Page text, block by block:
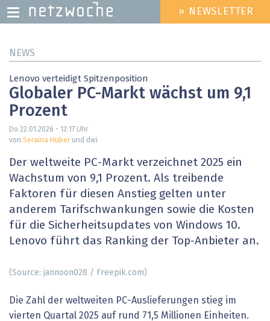
zum
HEADER
MENU
» NEWSLETTER
NEWS
Lenovo verteidigt Spitzenposition
Globaler PC-Markt wächst um 9,1
Prozent
Do 22.01.2026 - 12:17 Uhr
von Seraina Huberund dwi
Der weltweite PC-Markt verzeichnet 2025 ein
Wachstum von 9,1 Prozent. Als treibende
Faktoren für diesen Anstieg gelten unter
anderem Tarifschwankungen sowie die Kosten
für die Sicherheitsupdates von Windows 10.
Lenovo führt das Ranking der Top-Anbieter an.
(Source: jannoon028 / Freepik.com)
Die Zahl der weltweiten PC-Auslieferungen stieg im
vierten Quartal 2025 auf rund 71,5 Millionen Einheiten.